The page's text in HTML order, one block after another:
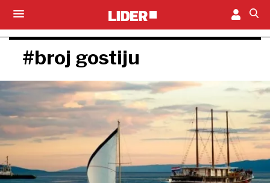
#broj gostiju